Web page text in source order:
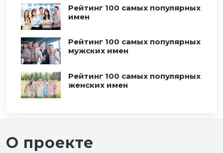
Рейтинг 100 самых популярных
имен
Рейтинг 100 самых популярных
мужских имен
Рейтинг 100 самых популярных
женских имен
О проекте